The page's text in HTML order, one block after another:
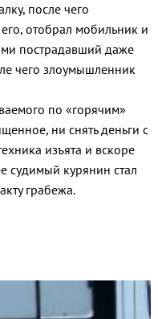
после чего
отобрал мобильник и
пострадавший даже
чего злоумышленник
по «горячим»
ни снять деньги с
изъята и вскоре
судимый курянин стал
грабежа.